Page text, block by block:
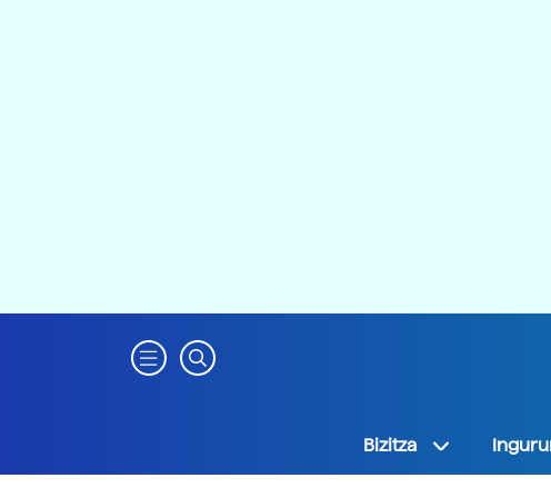
Bizitza